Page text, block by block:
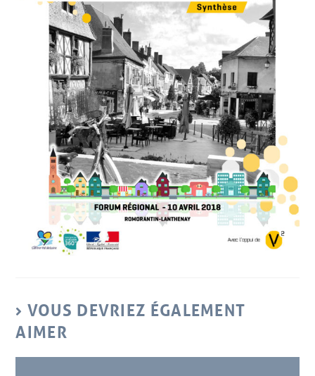
VOUS DEVRIEZ ÉGALEMENT
AIMER